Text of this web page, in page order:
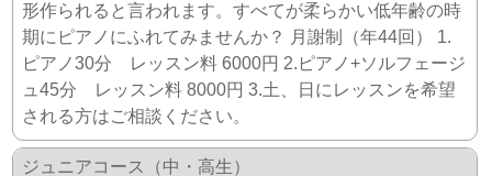
形作られると言われます。すべてが柔らかい低年齢の時
期にピアノにふれてみませんか？ 月謝制（年44回） 1.
ピアノ30分 レッスン料 6000円 2.ピアノ+ソルフェージ
ュ45分 レッスン料 8000円 3.土、日にレッスンを希望
される方はご相談ください。
ジュニアコース（中・高生）